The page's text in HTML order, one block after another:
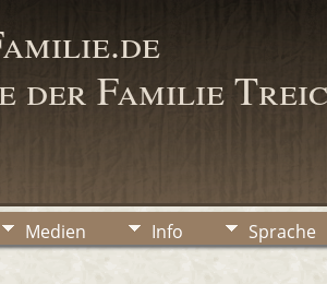
der Familie
Medien Info Sprache